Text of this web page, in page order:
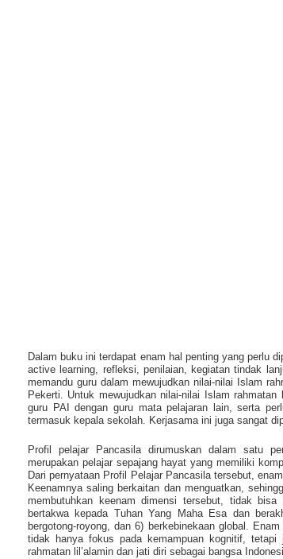
Dalam buku ini terdapat enam hal penting yang perlu
active learning, refleksi, penilaian, kegiatan tindak
memandu guru dalam mewujudkan nilai-nilai Islam
Pekerti. Untuk mewujudkan nilai-nilai Islam
guru PAI dengan guru mata pelajaran lain, serta
termasuk kepala sekolah. Kerjasama ini juga sangat
Profil pelajar Pancasila dirumuskan dalam satu
merupakan pelajar sepajang hayat yang memiliki
Dari pernyataan Profil Pelajar Pancasila tersebut,
Keenamnya saling berkaitan dan menguatkan,
membutuhkan keenam dimensi tersebut, tidak
bertakwa kepada Tuhan Yang Maha Esa dan
bergotong-royong, dan 6) berkebinekaan global.
tidak hanya fokus pada kemampuan kognitif,
rahmatan lil’alamin dan jati diri sebagai bangsa